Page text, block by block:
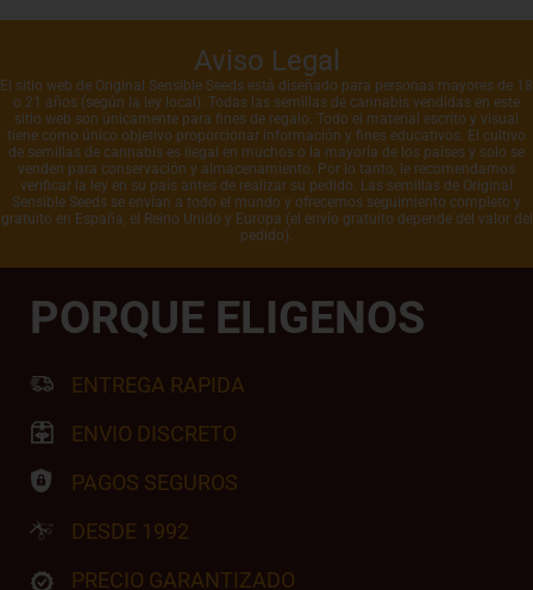
Aviso Legal
El sitio web de Original Sensible Seeds está diseñado para personas mayores de 18
o 21 años (según la ley local). Todas las semillas de cannabis vendidas en este
sitio web son únicamente para fines de regalo. Todo el material escrito y visual
tiene como único objetivo proporcionar información y fines educativos. El cultivo
de semillas de cannabis es ilegal en muchos o la mayoría de los países y solo se
venden para conservación y almacenamiento. Por lo tanto, le recomendamos
verificar la ley en su país antes de realizar su pedido. Las semillas de Original
Sensible Seeds se envían a todo el mundo y ofrecemos seguimiento completo y
gratuito en España, el Reino Unido y Europa (el envío gratuito depende del valor del
pedido).
PORQUE ELIGENOS
ENTREGA RAPIDA
ENVIO DISCRETO
PAGOS SEGUROS
DESDE 1992
PRECIO GARANTIZADO